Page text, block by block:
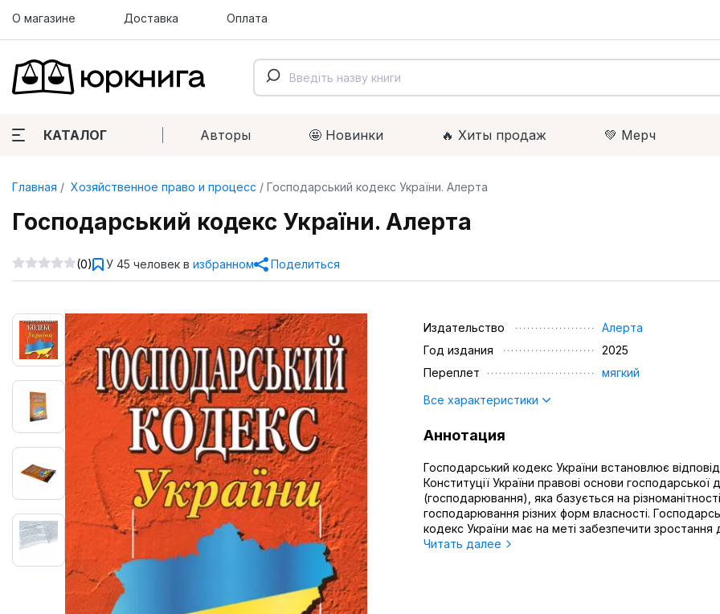
О магазине Доставка Оплата
КАТАЛОГ Авторы 🤩 Новинки 🔥 Xиты продаж 💚 Мерч
Главная Хозяйственное право и процесс Господарський кодекс України. Алерта
Господарський кодекс України. Алерта
(0) У 45 человек в избранном Поделиться
Издательство
Алерта
Год издания
2025
Переплет
мягкий
Все характеристики
Аннотация
Господарський кодекс України встановлює
Конституції України правові основи господарської
(господарювання), яка базується на
господарювання різних форм власності.
кодекс України має на меті забезпечити зростання
Читать далее